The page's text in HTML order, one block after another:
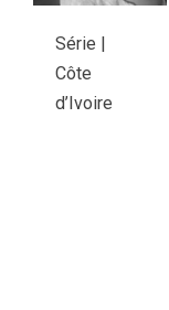
Série |
Côte
d’Ivoire